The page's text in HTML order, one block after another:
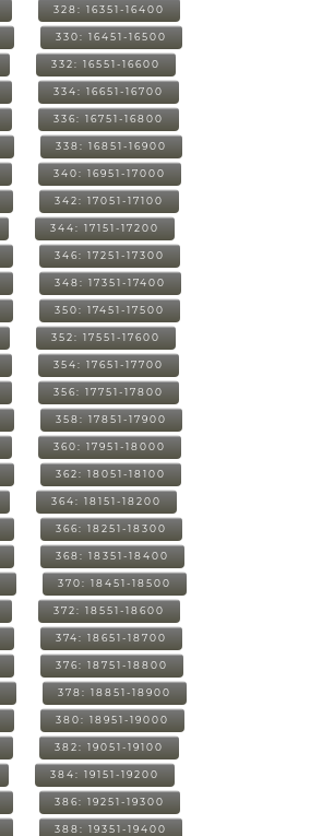
328: 16351-16400
330: 16451-16500
332: 16551-16600
334: 16651-16700
336: 16751-16800
338: 16851-16900
340: 16951-17000
342: 17051-17100
344: 17151-17200
346: 17251-17300
348: 17351-17400
350: 17451-17500
352: 17551-17600
354: 17651-17700
356: 17751-17800
358: 17851-17900
360: 17951-18000
362: 18051-18100
364: 18151-18200
366: 18251-18300
368: 18351-18400
370: 18451-18500
372: 18551-18600
374: 18651-18700
376: 18751-18800
378: 18851-18900
380: 18951-19000
382: 19051-19100
384: 19151-19200
386: 19251-19300
388: 19351-19400